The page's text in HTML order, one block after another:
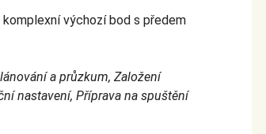
výchozí bod s předem
a průzkum, Založení
nastavení, Příprava na spuštění